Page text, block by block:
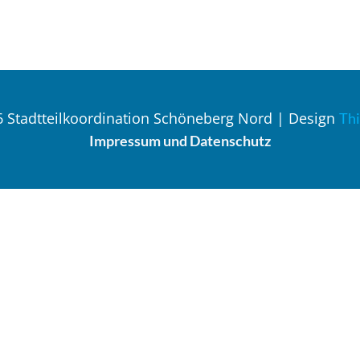
Stadtteilkoordination Schöneberg Nord | Design
Impressum und Datenschutz